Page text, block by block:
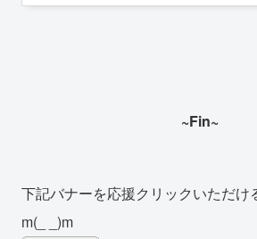
~Fin~
下記バナーを応援クリックいただけ
m(_ _)m